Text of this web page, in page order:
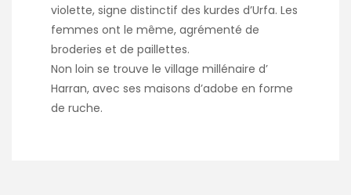
violette, signe distinctif des kurdes d’Urfa. Les
femmes ont le même, agrémenté de
broderies et de paillettes.
Non loin se trouve le village millénaire d’
Harran, avec ses maisons d’adobe en forme
de ruche.